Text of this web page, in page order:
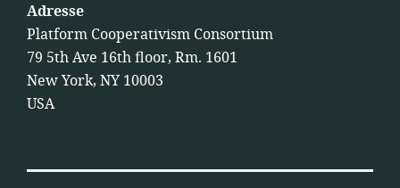
Adresse
Platform Cooperativism Consortium
79 5th Ave 16th floor, Rm. 1601
New York, NY 10003
USA